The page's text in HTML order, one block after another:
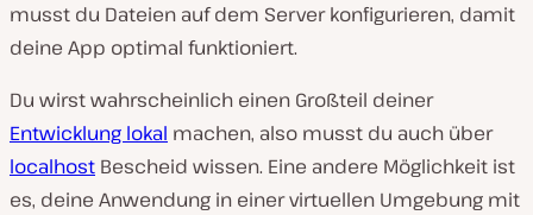
musst du Dateien auf dem Server konfigurieren, damit
deine App optimal funktioniert.
Du wirst wahrscheinlich einen Großteil deiner
Entwicklung lokal machen, also musst du auch über
localhost Bescheid wissen. Eine andere Möglichkeit ist
es, deine Anwendung in einer virtuellen Umgebung mit